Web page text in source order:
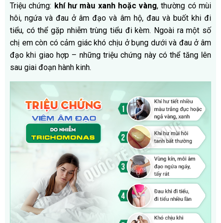
Triệu chứng: khí hư màu xanh hoặc vàng, thường có mùi
hôi, ngứa và đau ở âm đạo và âm hộ, đau và buốt khi đi
tiểu, có thể gặp nhiễm trùng tiểu đi kèm. Ngoài ra một số
chị em còn có cảm giác khó chịu ở bụng dưới và đau ở âm
đạo khi giao hợp – những triệu chứng này có thể tăng lên
sau giai đoạn hành kinh.